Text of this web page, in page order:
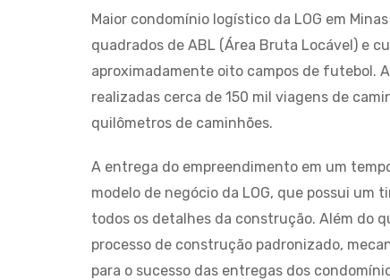
Maior condomínio logístico da LOG em
quadrados de ABL (Área Bruta Locável) e
aproximadamente oito campos de futebol.
realizadas cerca de 150 mil viagens de
quilômetros de caminhões.
A entrega do empreendimento em um
modelo de negócio da LOG, que possui um
todos os detalhes da construção. Além do
processo de construção padronizado,
para o sucesso das entregas dos